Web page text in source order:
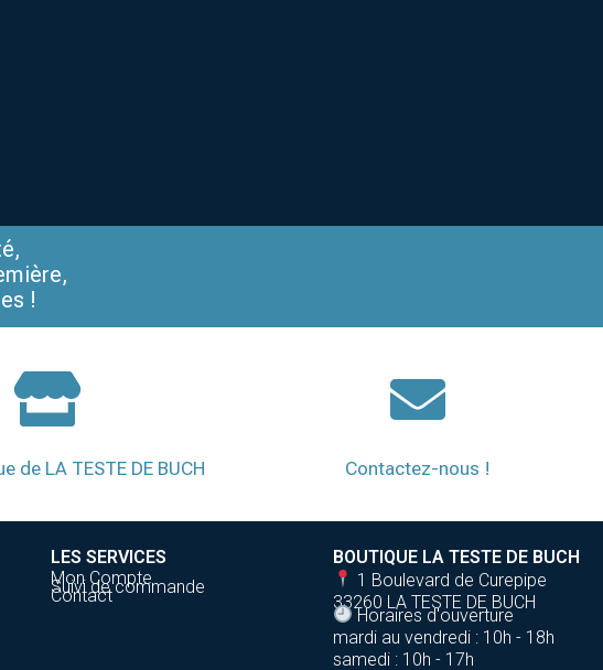
!
de LA TESTE DE BUCH Contactez-nous !
LES SERVICES
Mon Compte
Suivi de commande
Contact
BOUTIQUE LA TESTE DE BUCH
1 Boulevard de Curepipe
33260 LA TESTE DE BUCH
Horaires d'ouverture
mardi au vendredi : 10h - 18h
samedi : 10h - 17h